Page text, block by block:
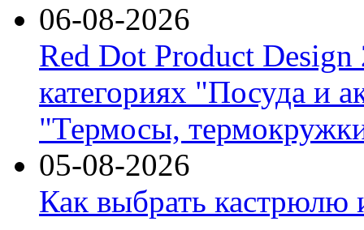
06-08-2026
Red Dot Product Design
категориях "Посуда и
"Термосы,
05-08-2026
Как выбрать кастрюлю